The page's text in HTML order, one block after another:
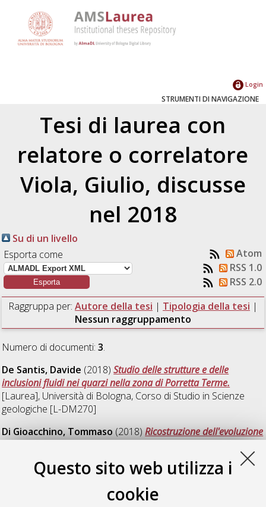
Questo sito web utilizza i
cookie
Login
STRUMENTI DI NAVIGAZIONE
Tesi di laurea con
relatore o correlatore
Viola, Giulio, discusse
nel 2018
Su di un livello
Esporta come
Atom
RSS 1.0
RSS 2.0
Raggruppa per: Autore della tesi | Tipologia della tesi |
Nessun raggruppamento
Numero di documenti:3.
De Santis, Davide (2018)Studio delle strutture e delle
inclusioni fluidi nei quarzi nella zona di Porretta Terme.
[Laurea], Università di Bologna, Corso di Studio in Scienze
geologiche [L-DM270]
Di Gioacchino, Tommaso(2018)Ricostruzione dell'evoluzione
geologica degli Appennini settentrionali attraverso l'analisi
strutturale di un affioramento sulla spiaggia di Topinetti, Isola
d'Elba Orientale.[Laurea], Università di Bologna, Corso di